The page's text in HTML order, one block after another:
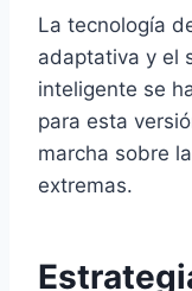
La tecnología
adaptativa y el
inteligente se
para esta
marcha sobre
extremas.